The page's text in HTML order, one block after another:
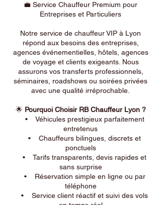
💼 Service Chauffeur Premium pour
Entreprises et Particuliers
Notre service de chauffeur VIP à Lyon
répond aux besoins des entreprises,
agences événementielles, hôtels, agences
de voyage et clients exigeants. Nous
assurons vos transferts professionnels,
séminaires, roadshows ou soirées privées
avec une qualité irréprochable.
🌟 Pourquoi Choisir RB Chauffeur Lyon ?
• Véhicules prestigieux parfaitement
entretenus
• Chauffeurs bilingues, discrets et
ponctuels
• Tarifs transparents, devis rapides et
sans surprise
• Réservation simple en ligne ou par
téléphone
• Service client réactif et suivi des vols